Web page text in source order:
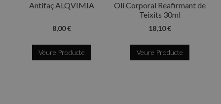
Antifaç ALQVIMIA
8,00 €
Veure Producte
Oli Corporal Reafirmant de
Teixits 30ml
18,10 €
Veure Producte